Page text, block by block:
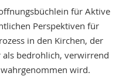
für Aktive
Perspektiven für
in den Kirchen, der
bedrohlich, verwirrend
wird.